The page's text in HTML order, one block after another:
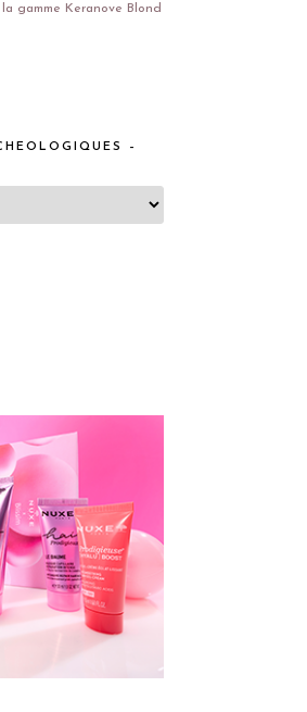
gamme Keranove Blond
–